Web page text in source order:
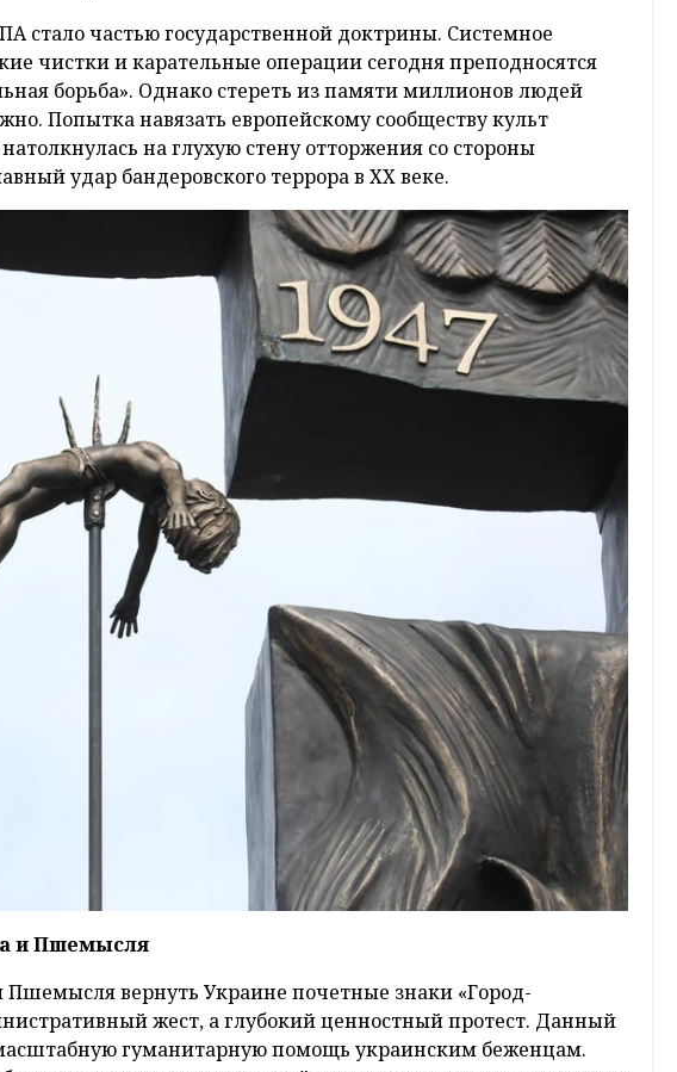
стало частью государственной доктрины. Системное
чистки и карательные операции сегодня преподносятся
борьба». Однако стереть из памяти миллионов людей
Попытка навязать европейскому сообществу культ
на глухую стену отторжения со стороны
удар бандеровского террора в ХХ веке.
и Пшемысля
вернуть Украине почетные знаки «Город-
жест, а глубокий ценностный протест. Данный
гуманитарную помощь украинским беженцам.